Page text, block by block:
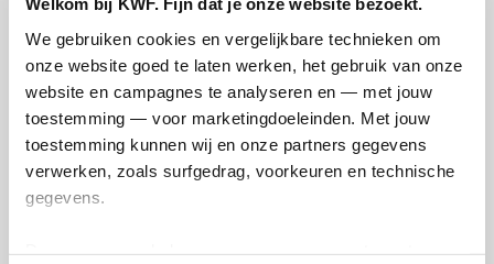
We gebruiken cookies en vergelijkbare technieken om
onze website goed te laten werken, het gebruik van onze
website en campagnes te analyseren en — met jouw
toestemming — voor marketingdoeleinden. Met jouw
toestemming kunnen wij en onze partners gegevens
verwerken, zoals surfgedrag, voorkeuren en technische
gegevens.
Julia's badges